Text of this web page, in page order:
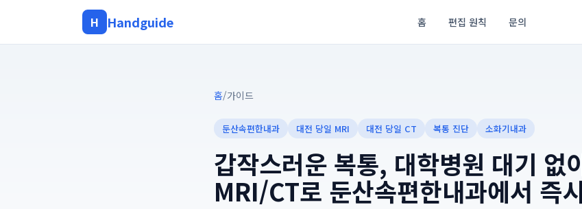
H Handguide 홈 편집 원칙 문의
홈/가이드
둔산속편한내과 대전 당일 MRI 대전 당일 CT 복통 진단 소화기내과
갑작스러운 복통, 대학병원 대기 없
MRI/CT로 둔산속편한내과에서 즉